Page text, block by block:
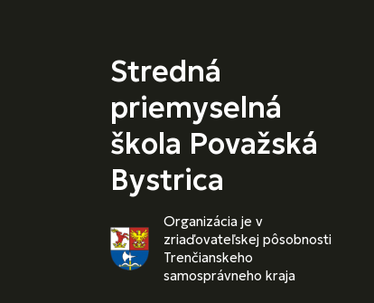
Stredná
priemyselná
škola Považská
Bystrica
Organizácia je v
zriaďovateľskej pôsobnosti
Trenčianskeho
samosprávneho kraja